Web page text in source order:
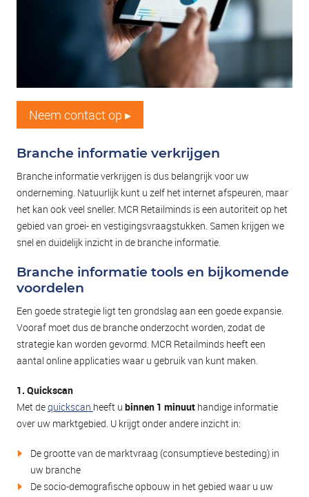
Neem contact op ▸
Branche informatie verkrijgen
Branche informatie verkrijgen is dus belangrijk voor uw
onderneming. Natuurlijk kunt u zelf het internet afspeuren, maar
het kan ook veel sneller. MCR Retailminds is een autoriteit op het
gebied van groei- en vestigingsvraagstukken. Samen krijgen we
snel en duidelijk inzicht in de branche informatie.
Branche informatie tools en bijkomende
voordelen
Een goede strategie ligt ten grondslag aan een goede expansie.
Vooraf moet dus de branche onderzocht worden, zodat de
strategie kan worden gevormd. MCR Retailminds heeft een
aantal online applicaties waar u gebruik van kunt maken.
1. Quickscan
Met dequickscan heeft u binnen 1 minuut handige informatie
over uw marktgebied. U krijgt onder andere inzicht in:
De grootte van de marktvraag (consumptieve besteding) in
uw branche
De socio-demografische opbouw in het gebied waar u uw